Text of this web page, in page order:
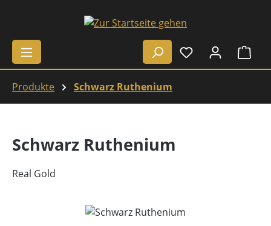
Zum Hauptinhalt springen
Produkte Schwarz Ruthenium
Schwarz Ruthenium
Real Gold
Bildergalerie überspringen